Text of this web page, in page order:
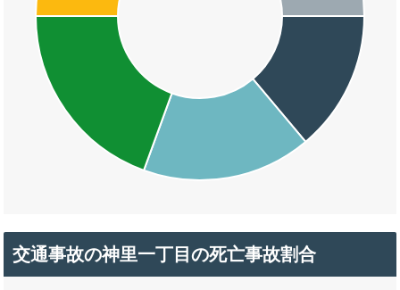
交通事故の神里一丁目の死亡事故割合